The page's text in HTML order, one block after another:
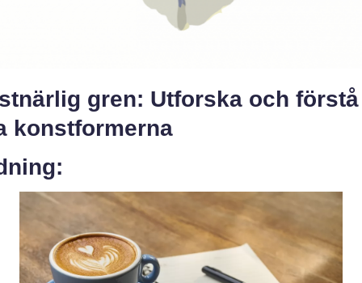
gren: Utforska och
konstformerna